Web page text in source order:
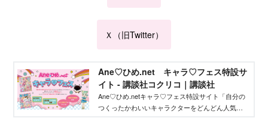
Ｘ（旧Twitter）
Ane♡ひめ.net キャラ♡フェス特設サ
イト - 講談社コクリコ｜講談社
Ane♡ひめ.netキャラ♡フェス特設サイト「自分の
つくったかわいいキャラクターをどんどん人気者